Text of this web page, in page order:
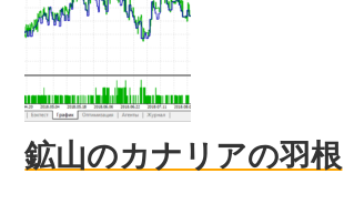
鉱山のカナリアの羽根